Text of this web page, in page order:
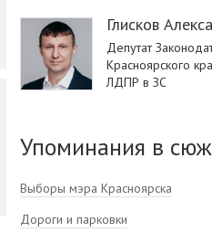
Глисков
Депутат
Красноярского
ЛДПР в ЗС
Упоминания в
Выборы мэра Красноярска
Дороги и парковки